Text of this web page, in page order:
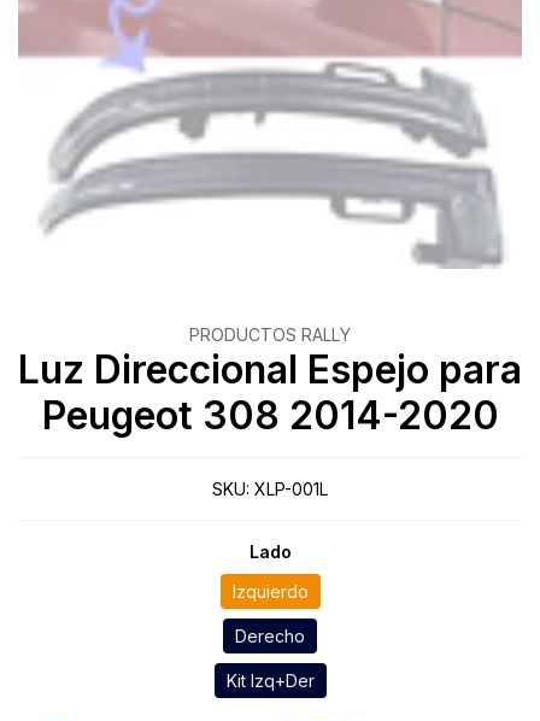
PRODUCTOS RALLY
Luz Direccional Espejo para
Peugeot 308 2014-2020
SKU: XLP-001L
Lado
Izquierdo
Derecho
Kit Izq+Der